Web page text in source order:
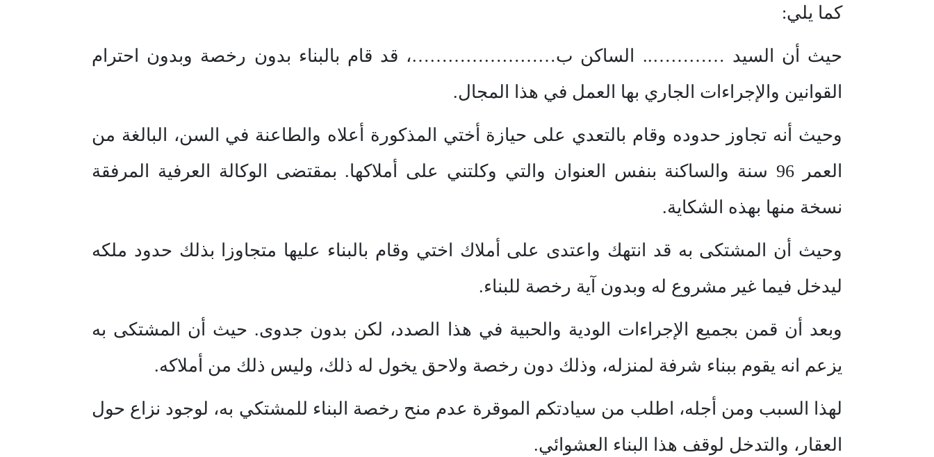
كما يلي:
حيث أن السيد ………….. الساكن ب……………………، قد قام بالبناء بدون رخصة وبدون احترام
القوانين والإجراءات الجاري بها العمل في هذا المجال.
وحيث أنه تجاوز حدوده وقام بالتعدي على حيازة أختي المذكورة أعلاه والطاعنة في السن، البالغة من
العمر 96 سنة والساكنة بنفس العنوان والتي وكلتني على أملاكها. بمقتضى الوكالة العرفية المرفقة
نسخة منها بهذه الشكاية.
وحيث أن المشتكى به قد انتهك واعتدى على أملاك اختي وقام بالبناء عليها متجاوزا بذلك حدود ملكه
ليدخل فيما غير مشروع له وبدون آية رخصة للبناء.
وبعد أن قمن بجميع الإجراءات الودية والحبية في هذا الصدد، لكن بدون جدوى. حيث أن المشتكى به
يزعم انه يقوم ببناء شرفة لمنزله، وذلك دون رخصة ولاحق يخول له ذلك، وليس ذلك من أملاكه.
لهذا السبب ومن أجله، اطلب من سيادتكم الموقرة عدم منح رخصة البناء للمشتكي به، لوجود نزاع حول
العقار، والتدخل لوقف هذا البناء العشوائي.